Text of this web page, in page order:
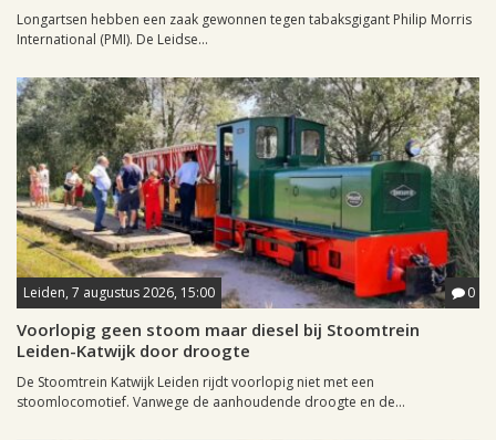
Longartsen hebben een zaak gewonnen tegen tabaksgigant Philip Morris
International (PMI). De Leidse...
Leiden, 7 augustus 2026, 15:00 0
Voorlopig geen stoom maar diesel bij Stoomtrein
Leiden-Katwijk door droogte
De Stoomtrein Katwijk Leiden rijdt voorlopig niet met een
stoomlocomotief. Vanwege de aanhoudende droogte en de...